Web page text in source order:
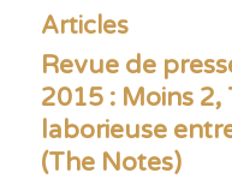
Articles
Revue de
2015 : Moins 2,
laborieuse
(The Notes)